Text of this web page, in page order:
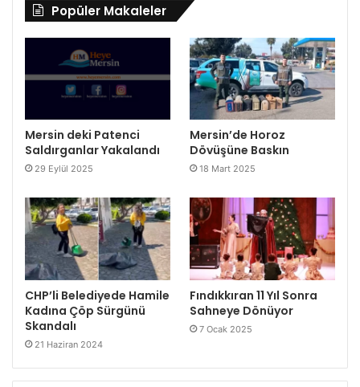
Popüler Makaleler
Mersin deki Patenci
Saldırganlar Yakalandı
29 Eylül 2025
Mersin’de Horoz
Dövüşüne Baskın
18 Mart 2025
CHP’li Belediyede Hamile
Kadına Çöp Sürgünü
Skandalı
21 Haziran 2024
Fındıkkıran 11 Yıl Sonra
Sahneye Dönüyor
7 Ocak 2025